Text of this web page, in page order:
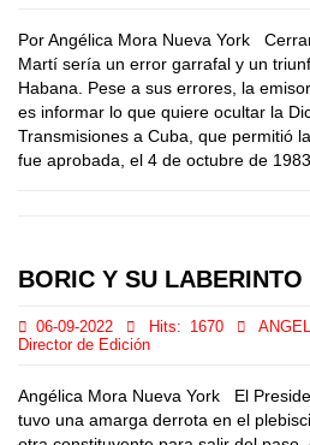
Por Angélica Mora Nueva York
Martí sería un error garrafal y un
Habana. Pese a sus errores, la
es informar lo que quiere ocultar la
Transmisiones a Cuba, que permitió
fue aprobada, el 4 de octubre de
BORIC Y SU LABERINTO
06-09-2022 Hits: 1670
Director de Edición
Angélica Mora Nueva York El
tuvo una amarga derrota en el